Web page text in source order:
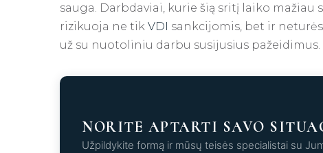
sauga. Darbdaviai, kurie šią sritį laiko
rizikuoja ne tik VDI sankcijomis, bet ir
už su nuotoliniu darbu susijusius pažeidimus.
NORITE APTARTI SAVO
Užpildykite formą ir mūsų teisės specialistai su